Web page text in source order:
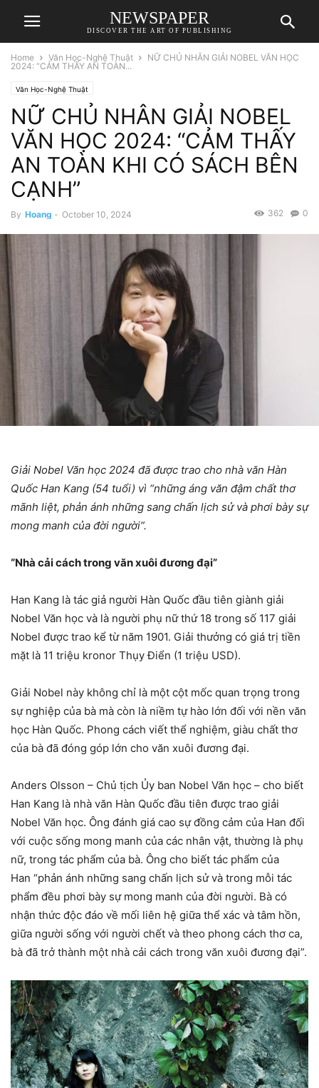
NEWSPAPER
DISCOVER THE ART OF PUBLISHING
Home Văn Học-Nghệ Thuật
NỮ CHỦ NHÂN GIẢI NOBEL VĂN HỌC
2024: “CẢM THẤY AN TOÀN...
Văn Học-Nghệ Thuật
NỮ CHỦ NHÂN GIẢI NOBEL
VĂN HỌC 2024: “CẢM THẤY
AN TOÀN KHI CÓ SÁCH BÊN
CẠNH”
By Hoang - October 10, 2024 0
362
Giải Nobel Văn học 2024 đã được trao cho nhà văn Hàn
Quốc Han Kang (54 tuổi) vì “những áng văn đậm chất thơ
mãnh liệt, phản ánh những sang chấn lịch sử và phơi bày sự
mong manh của đời người”.
“Nhà cải cách trong văn xuôi đương đại”
Han Kang là tác giả người Hàn Quốc đầu tiên giành giải
Nobel Văn học và là người phụ nữ thứ 18 trong số 117 giải
Nobel được trao kể từ năm 1901. Giải thưởng có giá trị tiền
mặt là 11 triệu kronor Thụy Điển (1 triệu USD).
Giải Nobel này không chỉ là một cột mốc quan trọng trong
sự nghiệp của bà mà còn là niềm tự hào lớn đối với nền văn
học Hàn Quốc. Phong cách viết thể nghiệm, giàu chất thơ
của bà đã đóng góp lớn cho văn xuôi đương đại.
Anders Olsson – Chủ tịch Ủy ban Nobel Văn học – cho biết
Han Kang là nhà văn Hàn Quốc đầu tiên được trao giải
Nobel Văn học. Ông đánh giá cao sự đồng cảm của Han đối
với cuộc sống mong manh của các nhân vật, thường là phụ
nữ, trong tác phẩm của bà. Ông cho biết tác phẩm của
Han “phản ánh những sang chấn lịch sử và trong mỗi tác
phẩm đều phơi bày sự mong manh của đời người. Bà có
nhận thức độc đáo về mối liên hệ giữa thể xác và tâm hồn,
giữa người sống với người chết và theo phong cách thơ ca,
bà đã trở thành một nhà cải cách trong văn xuôi đương đại”.